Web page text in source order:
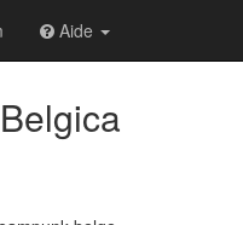
Aide
Belgica